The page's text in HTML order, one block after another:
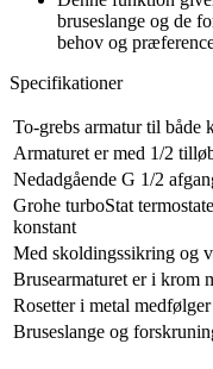
bruseslange og de
behov og
Specifikationer
To-grebs armatur til både
Armaturet er med 1/2
Nedadgående G 1/2
Grohe turboStat
konstant
Med skoldingssikring og
Brusearmaturet er i krom
Rosetter i metal medfølger
Bruseslange og